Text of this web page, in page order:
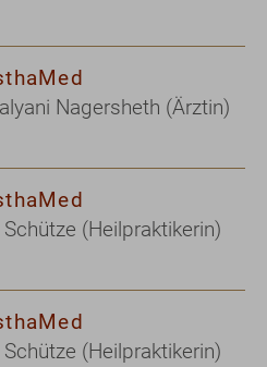
Nagersheth (Ärztin)
(Heilpraktikerin)
(Heilpraktikerin)